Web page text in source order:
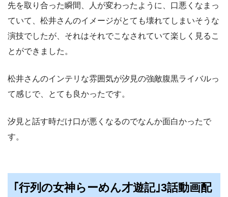
先を取り合った瞬間、人が変わったように、口悪くなまっ
ていて、松井さんのイメージがとても壊れてしまいそうな
演技でしたが、それはそれでこなされていて楽しく見るこ
とができました。
松井さんのインテリな雰囲気が汐見の強敵腹黒ライバルっ
て感じで、とても良かったです。
汐見と話す時だけ口が悪くなるのでなんか面白かったで
す。
｢行列の女神らーめん才遊記｣3話動画配